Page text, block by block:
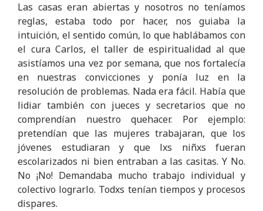
Las casas eran abiertas y nosotros no teníamos
reglas, estaba todo por hacer, nos guiaba la
intuición, el sentido común, lo que hablábamos con
el cura Carlos, el taller de espiritualidad al que
asistíamos una vez por semana, que nos fortalecía
en nuestras convicciones y ponía luz en la
resolución de problemas. Nada era fácil. Había que
lidiar también con jueces y secretarios que no
comprendían nuestro quehacer. Por ejemplo:
pretendían que las mujeres trabajaran, que los
jóvenes estudiaran y que lxs niñxs fueran
escolarizados ni bien entraban a las casitas. Y No.
No ¡No! Demandaba mucho trabajo individual y
colectivo lograrlo. Todxs tenían tiempos y procesos
dispares.